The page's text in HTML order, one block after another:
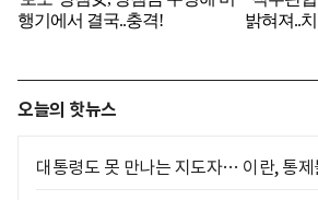
오늘의 핫뉴스
대통령도 못 만나는 지도자… 이란, 통제